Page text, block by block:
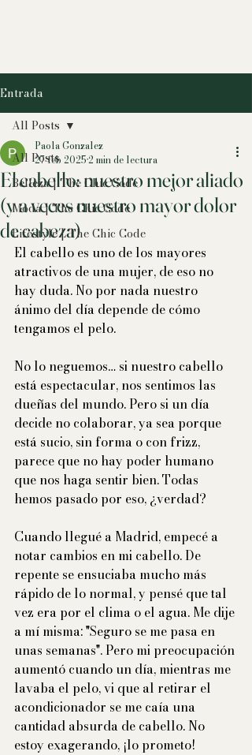
Entrada
All Posts
Belleza | The Chic Code
Moda | The Chic Code
Lifestyle | The Chic Code
All Posts
El cabello: nuestro mejor aliado
(y a veces nuestro mayor dolor
de cabeza)
Paola Gonzalez
27 feb 20252 min de lectura
El cabello es uno de los mayores
atractivos de una mujer, de eso no
hay duda. No por nada nuestro
ánimo del día depende de cómo
tengamos el pelo.
No lo neguemos… si nuestro cabello
está espectacular, nos sentimos las
dueñas del mundo. Pero si un día
decide no colaborar, ya sea porque
está sucio, sin forma o con frizz,
parece que no hay poder humano
que nos haga sentir bien. Todas
hemos pasado por eso, ¿verdad?
Cuando llegué a Madrid, empecé a
notar cambios en mi cabello. De
repente se ensuciaba mucho más
rápido de lo normal, y pensé que tal
vez era por el clima o el agua. Me dije
a mí misma: "Seguro se me pasa en
unas semanas". Pero mi preocupación
aumentó cuando un día, mientras me
lavaba el pelo, vi que al retirar el
acondicionador se me caía una
cantidad absurda de cabello. No
estoy exagerando, ¡lo prometo!